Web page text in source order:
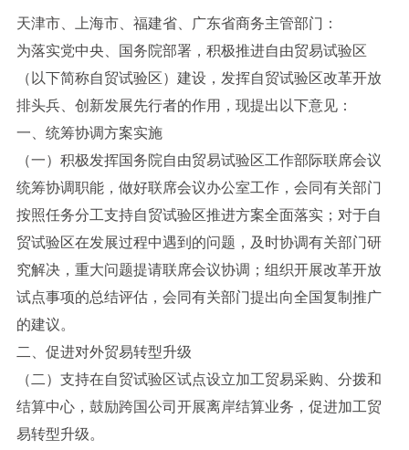
天津市、上海市、福建省、广东省商务主管部门：
为落实党中央、国务院部署，积极推进自由贸易试验区
（以下简称自贸试验区）建设，发挥自贸试验区改革开放
排头兵、创新发展先行者的作用，现提出以下意见：
一、统筹协调方案实施
（一）积极发挥国务院自由贸易试验区工作部际联席会议
统筹协调职能，做好联席会议办公室工作，会同有关部门
按照任务分工支持自贸试验区推进方案全面落实；对于自
贸试验区在发展过程中遇到的问题，及时协调有关部门研
究解决，重大问题提请联席会议协调；组织开展改革开放
试点事项的总结评估，会同有关部门提出向全国复制推广
的建议。
二、促进对外贸易转型升级
（二）支持在自贸试验区试点设立加工贸易采购、分拨和
结算中心，鼓励跨国公司开展离岸结算业务，促进加工贸
易转型升级。